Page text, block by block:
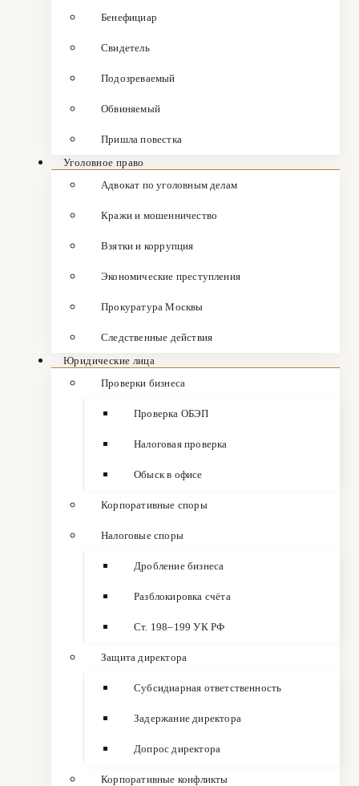
Бенефициар
Свидетель
Подозреваемый
Обвиняемый
Пришла повестка
Уголовное право
Адвокат по уголовным делам
Кражи и мошенничество
Взятки и коррупция
Экономические преступления
Прокуратура Москвы
Следственные действия
Юридические лица
Проверки бизнеса
Проверка ОБЭП
Налоговая проверка
Обыск в офисе
Корпоративные споры
Налоговые споры
Дробление бизнеса
Разблокировка счёта
Ст. 198–199 УК РФ
Защита директора
Субсидиарная ответственность
Задержание директора
Допрос директора
Корпоративные конфликты